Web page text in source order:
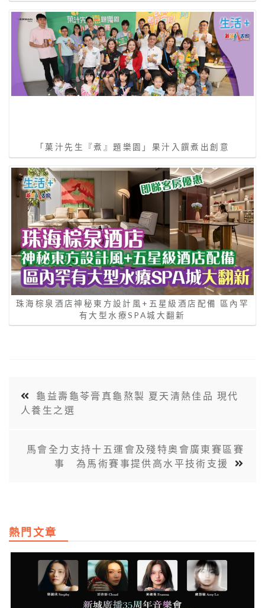
「菓汁先生『煮』題樂園」果汁入饌煮出創意
珠海棕泉酒店神秘東方設計風+五星級酒店配備 區內罕
有大型水療SPA城大翻新
龜益壽龜苓膏真龜熬製 夏天清熱佳品 現代
人養生之選
馬會全力支持十五運會及殘特奧會廣東賽區賽
事 為馬術賽事提供高水平技術支援
熱門文章